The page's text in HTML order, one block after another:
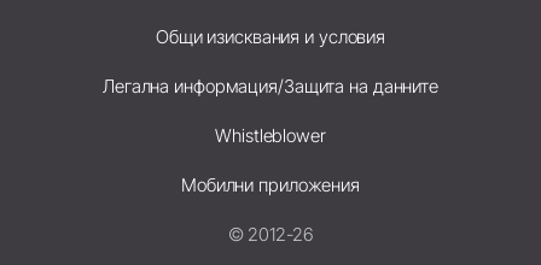
Общи изисквания и условия
Легална информация/Защита на данните
Whistleblower
Мобилни приложения
© 2012-26